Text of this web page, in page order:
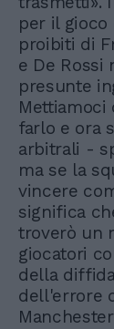
per il gioco
proibiti di
e De Rossi
presunte
Mettiamoci
farlo e ora
arbitrali -
ma se la
vincere
significa
troverò un
giocatori
della
dell'errore